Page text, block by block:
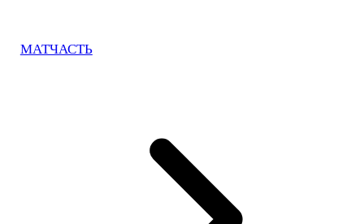
МАТЧАСТЬ